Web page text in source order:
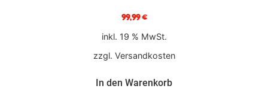
99,99€
inkl. 19 % MwSt.
zzgl. Versandkosten
In den Warenkorb